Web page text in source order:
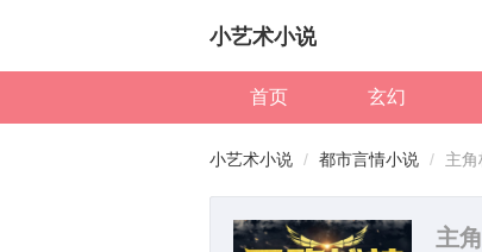
小艺术小说
首页 玄幻
小艺术小说 都市言情小说 主
主